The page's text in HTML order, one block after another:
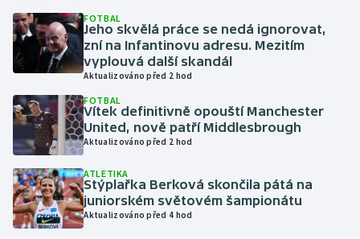
Gymnastika
Házená
Jezdectví
Judo
Krasobruslení
Lezení
FOTBAL
Jeho skvělá práce se nedá ignorovat,
zní na Infantinovu adresu. Mezitím
vyplouvá další skandál
Aktualizováno před 2 hod
FOTBAL
Vítek definitivně opouští Manchester
United, nově patří Middlesbrough
Aktualizováno před 2 hod
ATLETIKA
Stýplařka Berková skončila pátá na
juniorském světovém šampionátu
Aktualizováno před 4 hod